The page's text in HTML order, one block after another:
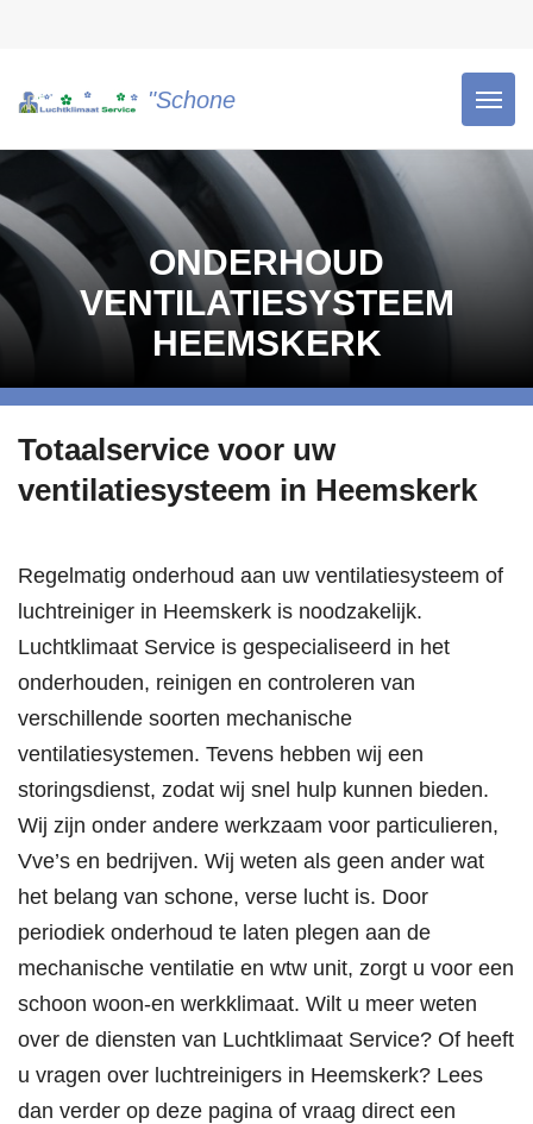
"Schone lucht is gezonde lucht!"
ONDERHOUD
VENTILATIESYSTEEM
HEEMSKERK
Totaalservice voor uw
ventilatiesysteem in Heemskerk
Regelmatig onderhoud aan uw ventilatiesysteem of
luchtreiniger in Heemskerk is noodzakelijk.
Luchtklimaat Service is gespecialiseerd in het
onderhouden, reinigen en controleren van
verschillende soorten mechanische
ventilatiesystemen. Tevens hebben wij een
storingsdienst, zodat wij snel hulp kunnen bieden.
Wij zijn onder andere werkzaam voor particulieren,
Vve’s en bedrijven. Wij weten als geen ander wat
het belang van schone, verse lucht is. Door
periodiek onderhoud te laten plegen aan de
mechanische ventilatie en wtw unit, zorgt u voor een
schoon woon-en werkklimaat. Wilt u meer weten
over de diensten van Luchtklimaat Service? Of heeft
u vragen over luchtreinigers in Heemskerk? Lees
dan verder op deze pagina of vraag direct een